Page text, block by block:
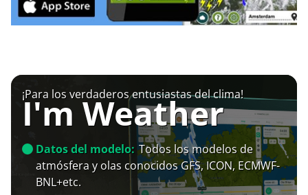
¡Para los verdaderos entusiastas del clima!
I'm Weather
Datos del modelo: Todos los modelos de
atmósfera y olas conocidos GFS, ICON, ECMWF-
BNL+etc.